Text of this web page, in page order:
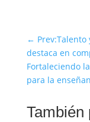
←
destaca en
Fortaleciendo
para la
También